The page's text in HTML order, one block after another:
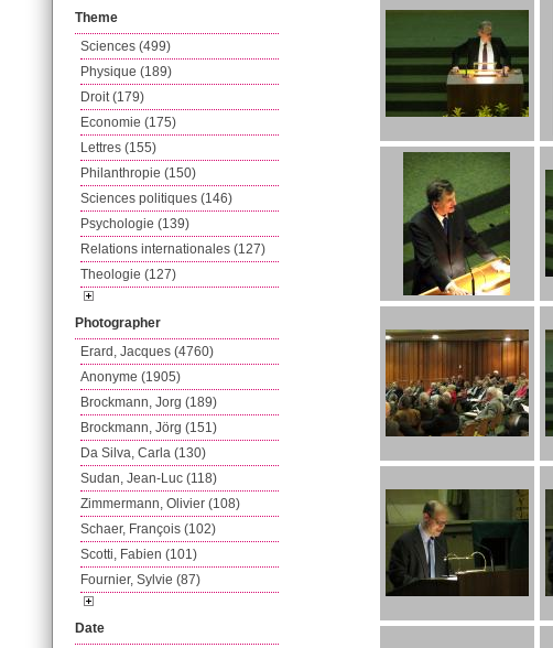
Theme
Sciences (499)
Physique (189)
Droit (179)
Economie (175)
Lettres (155)
Philanthropie (150)
Sciences politiques (146)
Psychologie (139)
Relations internationales (127)
Theologie (127)
Photographer
Erard, Jacques (4760)
Anonyme (1905)
Brockmann, Jorg (189)
Brockmann, Jörg (151)
Da Silva, Carla (130)
Sudan, Jean-Luc (118)
Zimmermann, Olivier (108)
Schaer, François (102)
Scotti, Fabien (101)
Fournier, Sylvie (87)
Date